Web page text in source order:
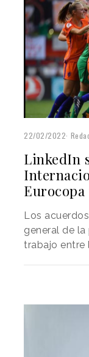
22/02/2022
LinkedIn
Los
general de
trabajo entre